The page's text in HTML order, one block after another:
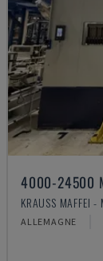
4000-24500
KRAUSS MAFFEI -
ALLEMAGNE